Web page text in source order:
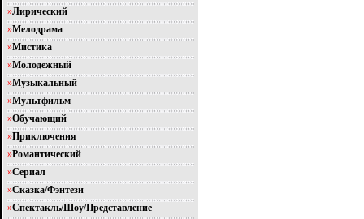
»Лирический
»Мелодрама
»Мистика
»Молодежный
»Музыкальный
»Мультфильм
»Обучающий
»Приключения
»Романтический
»Сериал
»Сказка/Фэнтези
»Спектакль/Шоу/Представление